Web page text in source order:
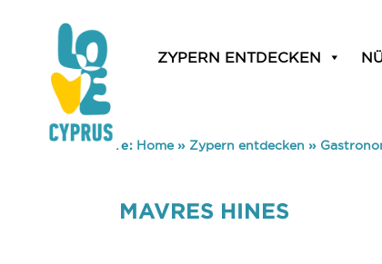
ZYPERN ENTDECKEN
You are here: Home» Zypern entdecken »
MAVRES HINES